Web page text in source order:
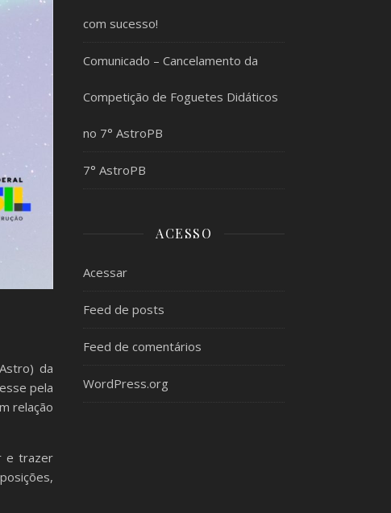
da
pela
relação
e trazer
com sucesso!
Comunicado – Cancelamento da
Competição de Foguetes Didáticos
no 7° AstroPB
7° AstroPB
ACESSO
Acessar
Feed de posts
Feed de comentários
WordPress.org